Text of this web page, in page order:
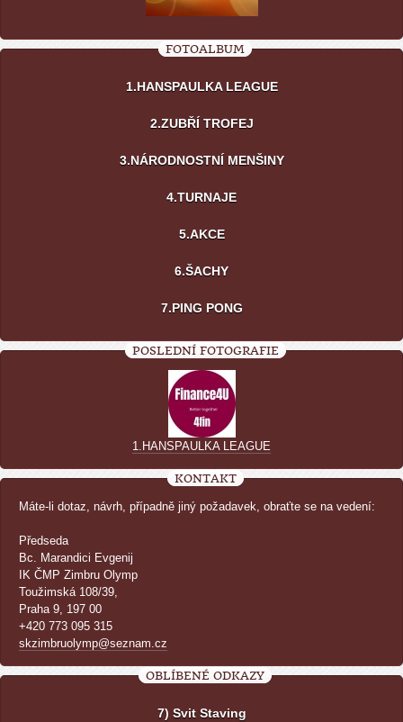
FOTOALBUM
1.HANSPAULKA LEAGUE
2.ZUBŘÍ TROFEJ
3.NÁRODNOSTNÍ MENŠINY
4.TURNAJE
5.AKCE
6.ŠACHY
7.PING PONG
POSLEDNÍ FOTOGRAFIE
1.HANSPAULKA LEAGUE
KONTAKT
Máte-li dotaz, návrh, případně jiný požadavek, obraťte se na vedení:
Předseda
Bc. Marandici Evgenij
IK ČMP Zimbru Olymp
Toužimská 108/39,
Praha 9, 197 00
+420 773 095 315
skzimbruolymp@seznam.cz
OBLÍBENÉ ODKAZY
7) Svit Staving